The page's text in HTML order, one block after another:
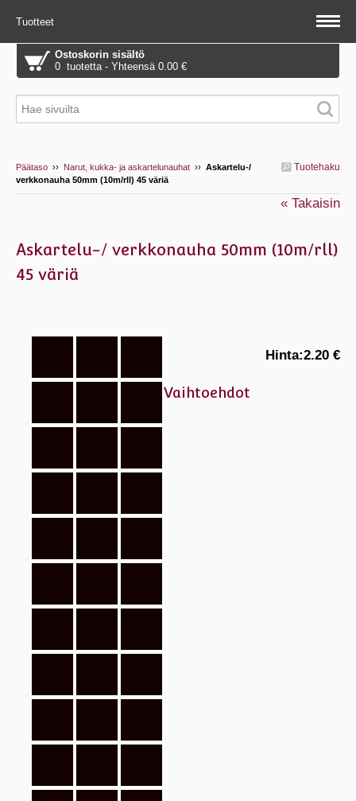
Tuotteet
Ostoskorin sisältö
0 tuotetta - Yhteensä 0.00 €
Tuotehaku
Päätaso ›› Narut, kukka- ja askartelunauhat ›› Askartelu-/
verkkonauha 50mm (10m/rll) 45 väriä
« Takaisin
Askartelu-/ verkkonauha 50mm (10m/rll)
45 väriä
Hinta:2.20 €
Vaihtoehdot